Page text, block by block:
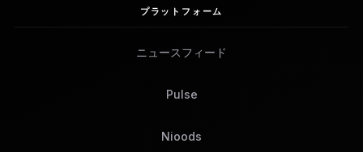
プラットフォーム
ニュースフィード
Pulse
Nioods